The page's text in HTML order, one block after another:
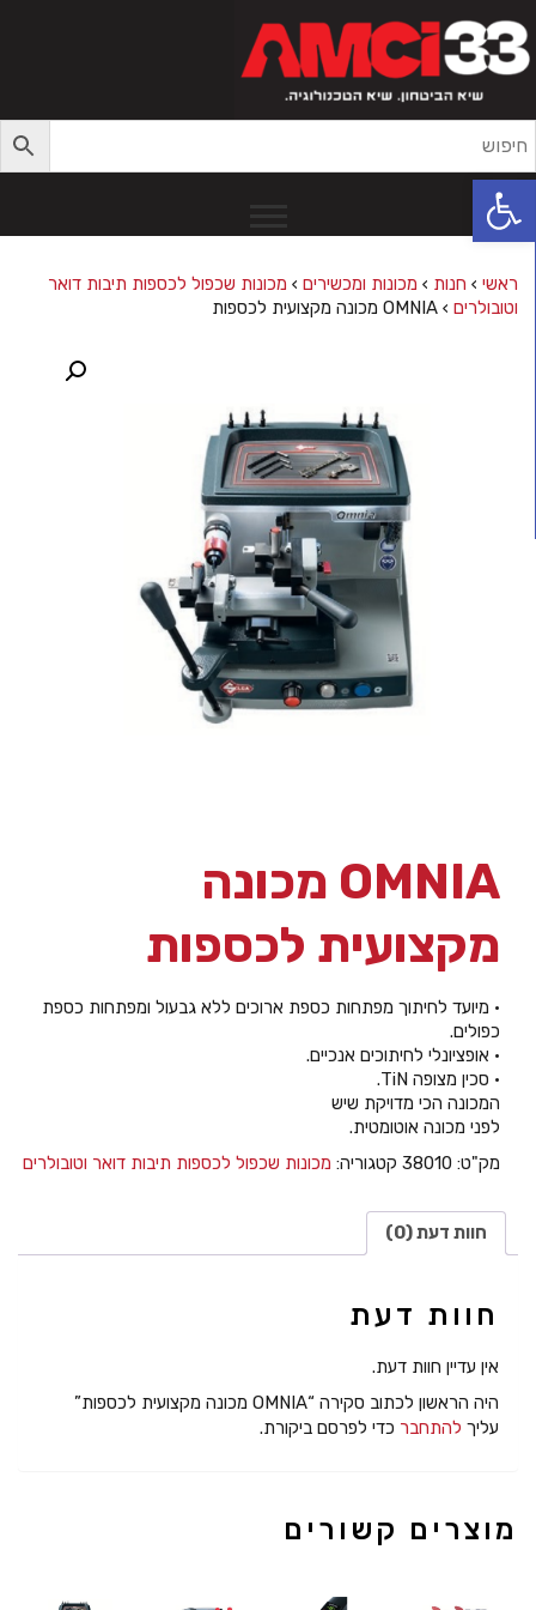
פתח סרגל נגישות
ראשי › חנות › מכונות ומכשירים › מכונות שכפול לכספות תיבות דואר
וטובולרים › OMNIA מכונה מקצועית לכספות
OMNIA מכונה
מקצועית לכספות
• מיועד לחיתוך מפתחות כספת ארוכים ללא גבעול ומפתחות כספת
כפולים.
• אופציונלי לחיתוכים אנכיים.
• סכין מצופה TiN.
המכונה הכי מדויקת שיש
לפני מכונה אוטומטית.
מק"ט: 38010 קטגוריה: מכונות שכפול לכספות תיבות דואר וטובולרים
חוות דעת (0)
חוות דעת
אין עדיין חוות דעת.
היה הראשון לכתוב סקירה “OMNIA מכונה מקצועית לכספות”
עליך להתחבר כדי לפרסם ביקורת.
מוצרים קשורים